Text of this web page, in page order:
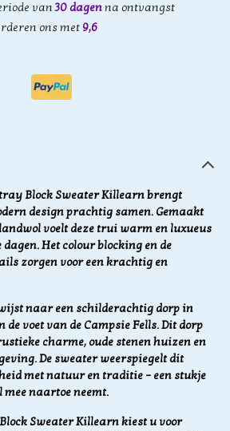
van30 dagenna ontvangst
ons met 9,6
Block Sweater Killearn brengt
design prachtig samen. Gemaakt
voelt deze trui warm en luxueus
Het colour blocking en de
zorgen voor een krachtig en
naar een schilderachtig dorp in
de voet van de Campsie Fells. Dit dorp
charme, oude stenen huizen en
De sweater weerspiegelt dit
met natuur en traditie – een stukje
naartoe neemt.
Sweater Killearn kiest u voor